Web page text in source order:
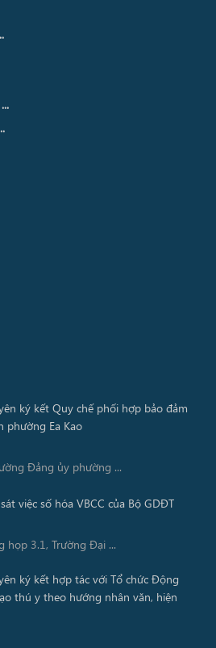
Đảng ủy phường ...
họp 3.1, Trường Đại ...